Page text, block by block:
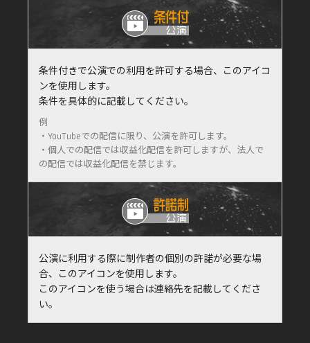
条件付きで公演での利用を許可する場合、このアイコ
ンを使用します。
条件を具体的に記載してください。
例
・YouTubeでの配信に限り、公演を許可します。
・個人での配信では収益化配信を許可しますが、法人で
の配信では収益化配信を禁じます。
公演に利用する際に制作者の個別の許諾が必要な場
合、このアイコンを使用します。
このアイコンを使う場合は連絡先を記載してくださ
い。